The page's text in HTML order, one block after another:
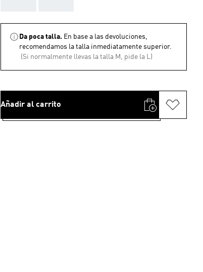
Da poca talla. En base a las devoluciones,
recomendamos la talla inmediatamente superior.
(Si normalmente llevas la talla M, pide la L)
Añadir al carrito